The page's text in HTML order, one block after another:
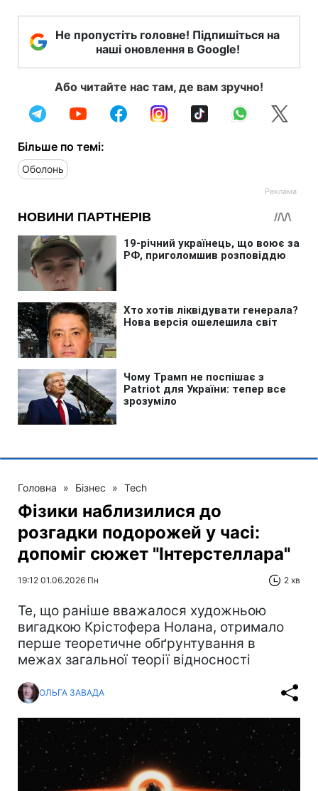
Не пропустіть головне! Підпишіться на
наші оновлення в Google!
Або читайте нас там, де вам зручно!
Більше по темі:
Оболонь
Головна » Бізнес » Tech
Фізики наблизилися до
розгадки подорожей у часі:
допоміг сюжет "Інтерстеллара"
19:12 01.06.2026 Пн 2 хв
Те, що раніше вважалося художньою
вигадкою Крістофера Нолана, отримало
перше теоретичне обґрунтування в
межах загальної теорії відносності
ОЛЬГА ЗАВАДА